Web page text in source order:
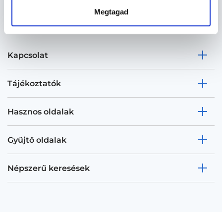
Megtagad
Kapcsolat
Tájékoztatók
Hasznos oldalak
Gyűjtő oldalak
Népszerű keresések